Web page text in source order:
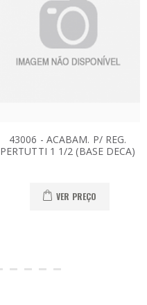
43006 - ACABAM. P/ REG.
PERTUTTI 1 1/2 (BASE DECA)
VER PREÇO